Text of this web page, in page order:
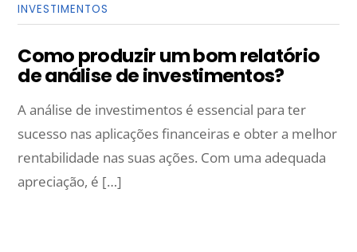
INVESTIMENTOS
Como produzir um bom relatório
de análise de investimentos?
A análise de investimentos é essencial para ter
sucesso nas aplicações financeiras e obter a melhor
rentabilidade nas suas ações. Com uma adequada
apreciação, é […]